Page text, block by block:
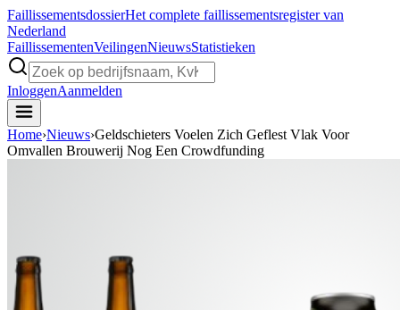
FaillissementsdossierHet complete faillissementsregister van
Nederland
FaillissementenVeilingenNieuwsStatistieken
InloggenAanmelden
Home›Nieuws›Geldschieters Voelen Zich Geflest Vlak Voor
Omvallen Brouwerij Nog Een Crowdfunding